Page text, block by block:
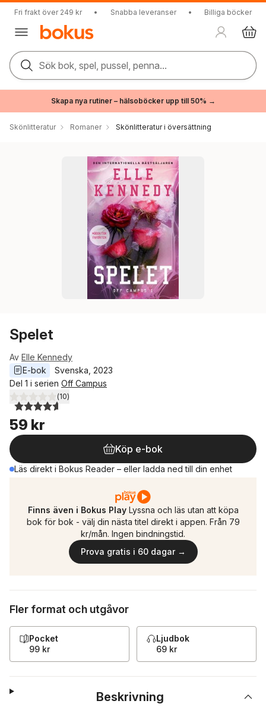
Fri frakt över 249 kr • Snabba leveranser • Billiga böcker
Sök bok, spel, pussel, penna...
Skapa nya rutiner – hälsoböcker upp till 50% →
Skönlitteratur Romaner Skönlitteratur i översättning
Spelet
Av Elle Kennedy
E-bok
Svenska 2023
Del 1 i serien Off Campus
4,6utav 5 stjärnor. Totalt antal röster:
(10)
59 kr
Köp e-bok
Läs direkt i Bokus Reader – eller ladda ned till din enhet
Finns även i Bokus Play Lyssna och läs utan att köpa
bok för bok - välj din nästa titel direkt i appen. Från 79
kr/mån. Ingen bindningstid.
Prova gratis i 60 dagar →
Fler format och utgåvor
Pocket
99 kr
Ljudbok
69 kr
Beskrivning